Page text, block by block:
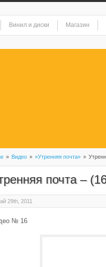
Винил и диски Магазин
» Видео » »Утренняя почта» »
почта –
29th, 2011
№ 16